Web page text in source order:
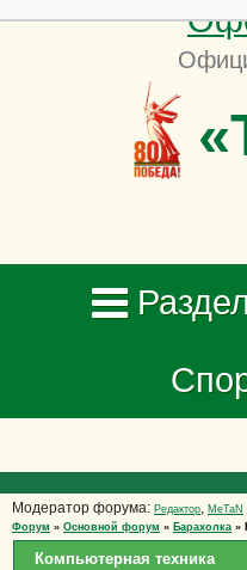
Модератор форума: Редактор, MeTaN
Форум » Основной форум » Барахолка »
Компьютерная техника